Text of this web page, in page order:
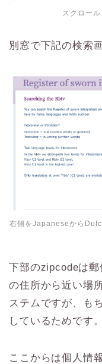
スクロー
別窓で下記の検索
右側をJapaneseから
下部のzipcodeは
の住所から近い場
ステムですが、も
しているためです。
ここからは個人情